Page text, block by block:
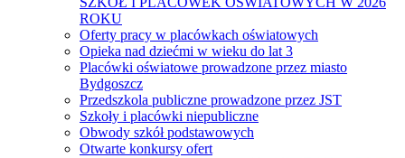
ROKU
Oferty pracy w placówkach oświatowych
Opieka nad dziećmi w wieku do lat 3
Placówki oświatowe prowadzone przez miasto
Bydgoszcz
Przedszkola publiczne prowadzone przez JST
Szkoły i placówki niepubliczne
Obwody szkół podstawowych
Otwarte konkursy ofert